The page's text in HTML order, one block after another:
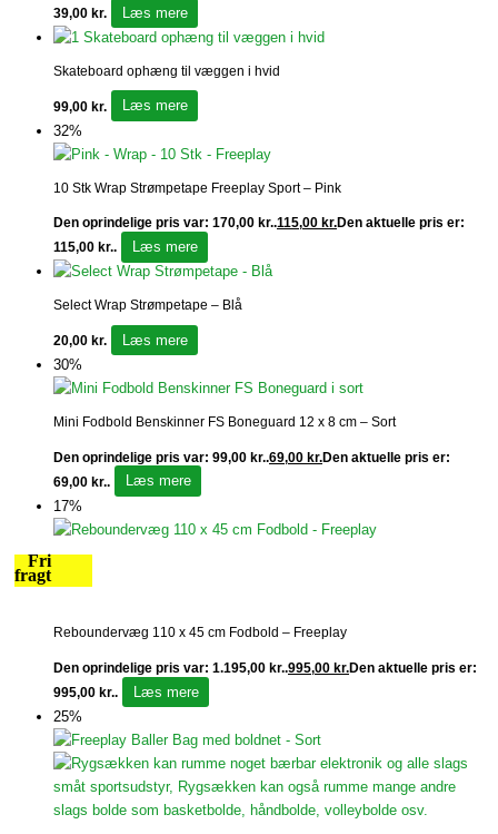
39,00 kr. Læs mere
Skateboard ophæng til væggen i hvid
99,00 kr.
Læs mere
32%
10 Stk Wrap Strømpetape Freeplay Sport – Pink
Den oprindelige pris var: 170,00 kr..115,00 kr.Den aktuelle pris er:
115,00 kr..
Læs mere
Select Wrap Strømpetape – Blå
20,00 kr.
Læs mere
30%
Mini Fodbold Benskinner FS Boneguard 12 x 8 cm – Sort
Den oprindelige pris var: 99,00 kr..69,00 kr.Den aktuelle pris er:
69,00 kr..
Læs mere
17%
Fri
fragt
Reboundervæg 110 x 45 cm Fodbold – Freeplay
Den oprindelige pris var: 1.195,00 kr..995,00 kr.Den aktuelle pris er:
995,00 kr..
Læs mere
25%